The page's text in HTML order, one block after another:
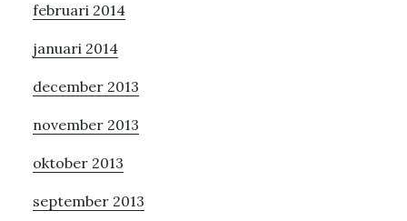
februari 2014
januari 2014
december 2013
november 2013
oktober 2013
september 2013